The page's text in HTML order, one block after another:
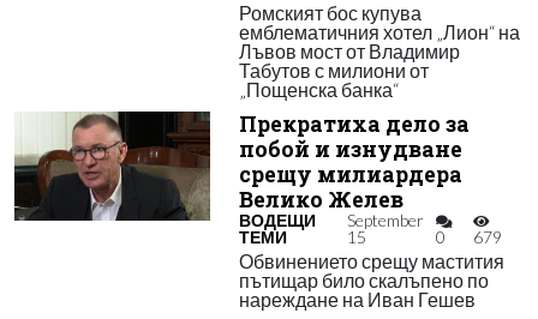
Ромският бос купува
емблематичния хотел „Лион“ на
Лъвов мост от Владимир
Табутов с милиони от
„Пощенска банка“
Прекратиха дело за
побой и изнудване
срещу милиардера
Велико Желев
ВОДЕЩИ
ТЕМИ
September
15
0 679
Обвинението срещу мастития
пътищар било скалъпено по
нареждане на Иван Гешев